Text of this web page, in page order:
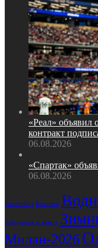
«Реал» объявил
контракт
06.08.2026
«Спартак»
06.08.2026
Баскетбол Биатлон
байдарках и каноэ
Милан-2026